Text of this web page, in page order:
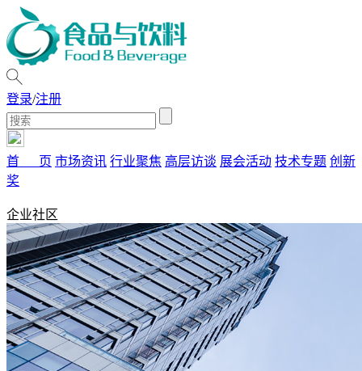
登录/注册
首 页 市场资讯 行业聚焦 高层访谈 展会活动 技术专题 创新
奖
企业社区